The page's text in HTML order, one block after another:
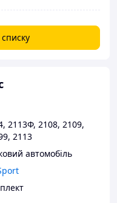
, 2113Ф, 2108, 2109,
, 2113
автомобіль